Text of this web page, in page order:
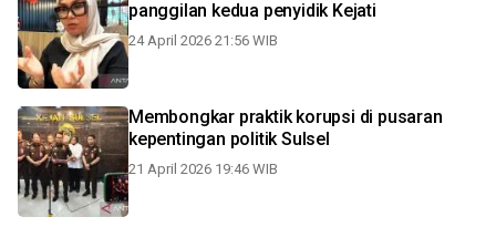
panggilan kedua penyidik Kejati
24 April 2026 21:56 WIB
Membongkar praktik korupsi di pusaran
kepentingan politik Sulsel
21 April 2026 19:46 WIB